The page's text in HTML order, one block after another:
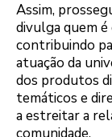
Assim,
divulga quem
contribuindo
atuação da
dos produtos
temáticos e
a estreitar a